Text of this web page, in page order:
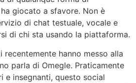
giocato a sfavore. Non è
di chat testuale, vocale e
di chi sta usando la piattaforma.
hanno messo alla
parla di Omegle. Praticamente
e insegnanti, questo social